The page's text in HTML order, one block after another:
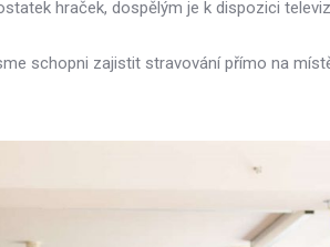
hraček, dospělým je k dispozici
schopni zajistit stravování přímo na